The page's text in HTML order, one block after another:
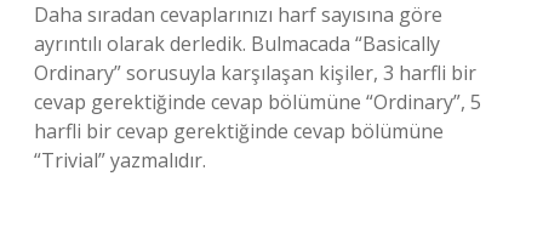
Daha sıradan cevaplarınızı harf sayısına göre
ayrıntılı olarak derledik. Bulmacada “Basically
Ordinary” sorusuyla karşılaşan kişiler, 3 harfli bir
cevap gerektiğinde cevap bölümüne “Ordinary”, 5
harfli bir cevap gerektiğinde cevap bölümüne
“Trivial” yazmalıdır.